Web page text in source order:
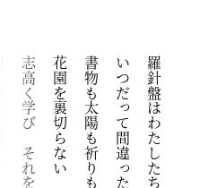
書物も太陽も祈りも